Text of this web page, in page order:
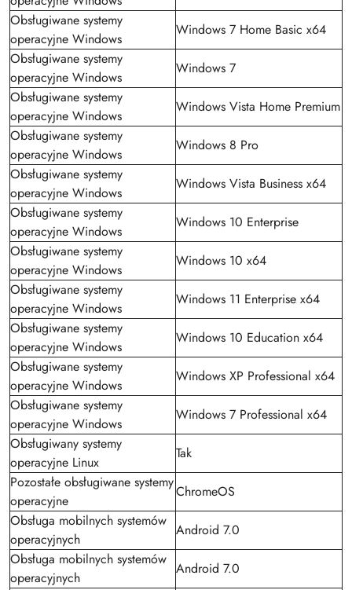
Obsługiwane systemy
operacyjne Windows
Windows 7 Home Basic x64
Obsługiwane systemy
operacyjne Windows
Windows 7
Obsługiwane systemy
operacyjne Windows
Windows Vista Home Premium
Obsługiwane systemy
operacyjne Windows
Windows 8 Pro
Obsługiwane systemy
operacyjne Windows
Windows Vista Business x64
Obsługiwane systemy
operacyjne Windows
Windows 10 Enterprise
Obsługiwane systemy
operacyjne Windows
Windows 10 x64
Obsługiwane systemy
operacyjne Windows
Windows 11 Enterprise x64
Obsługiwane systemy
operacyjne Windows
Windows 10 Education x64
Obsługiwane systemy
operacyjne Windows
Windows XP Professional x64
Obsługiwane systemy
operacyjne Windows
Windows 7 Professional x64
Obsługiwany systemy
operacyjne Linux
Tak
Pozostałe obsługiwane systemy
operacyjne
ChromeOS
Obsługa mobilnych systemów
operacyjnych
Android 7.0
Obsługa mobilnych systemów
operacyjnych
Android 7.0